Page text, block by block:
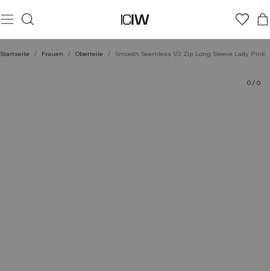
Startseite / Frauen / Oberteile / Smooth Seamless 1/2 Zip Long Sleeve Lady Pink
0 / 0